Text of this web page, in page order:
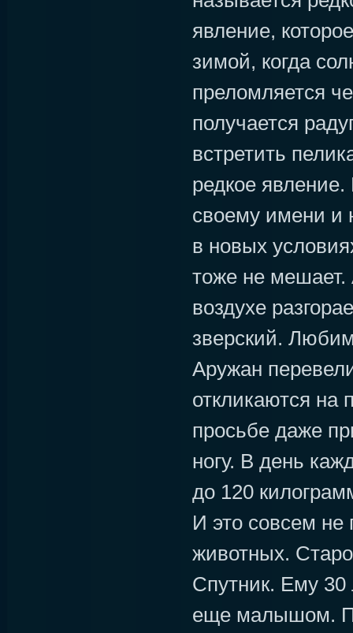
явление,
зимой, когда
преломляется
получается
встретить
редкое
своему имени и
в новых
тоже не мешает.
воздухе
зверский.
Аружан
откликаются на
просьбе даже
ногу. В день
до 120
И это совсем не
животных.
Спутник. Ему 30
еще малышом.